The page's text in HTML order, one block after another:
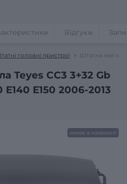
головні пристрої Штатна
Teyes CC3 3+32 Gb
E150 2006-2013
Відгуки
немає в наявності